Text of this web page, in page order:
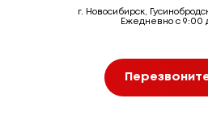
г. Новосибирск,
Ежедневно с 9:00